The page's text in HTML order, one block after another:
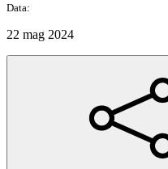
Data:
22 mag 2024